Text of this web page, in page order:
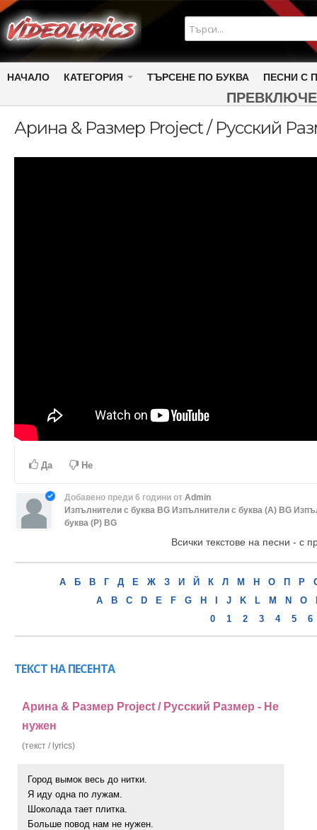
НАЧАЛО КАТЕГОРИЯ ТЪРСЕНЕ ПО БУКВА ПЕСНИ С
Арина & Размер Project / Русский
Да Не
Добавено преди 6 години отAdmin
Изпълнители с буква BG Изпълнители с буква (А) BG
буква (Р) BG
Всички текстове на песни - с
А Б В Г Д Е Ж З И Й К Л М Н О П Р
A
B C D E F G H J K L M N O
0
1 2 3 4 5 6
ТЕКСТ НА ПЕСЕНТА
Арина & Размер Project / Русский Размер - Не
нужен
(текст / lyrics)
Город вымок весь до нитки.
Я иду одна по лужам.
Шоколада тает плитка.
Больше повод нам не нужен.